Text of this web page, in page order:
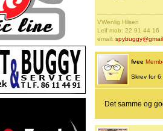
VWenlig Hilsen
Leif mob: 22 91 44 16
email:
fvee
Skrev for 6
Det samme og